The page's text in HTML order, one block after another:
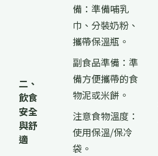
二、
飲食
安全
與舒
適
備：準備哺乳
巾、分裝奶粉、
攜帶保溫瓶。
副食品準備：準
備方便攜帶的食
物泥或米餅。
注意食物溫度：
使用保溫/保冷
袋。